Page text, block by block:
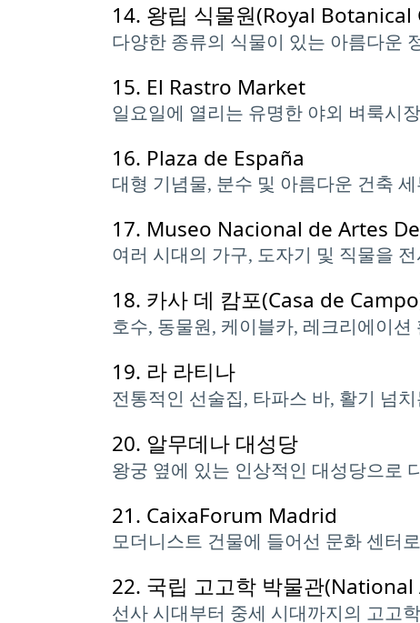
14. 왕립 식물원(Royal Botanical
다양한 종류의 식물이 있는 아름다운
15. El Rastro Market
일요일에 열리는 유명한 야외 벼룩시
16. Plaza de España
대형 기념물, 분수 및 아름다운 건축
17. Museo Nacional de Artes
여러 시대의 가구, 도자기 및 직물을
18. 카사 데 캄포(Casa de
호수, 동물원, 케이블카, 레크리에이
19. 라 라티나
전통적인 선술집, 타파스 바, 활기 넘
20. 알무데나 대성당
왕궁 옆에 있는 인상적인 대성당으로
21. CaixaForum Madrid
모더니스트 건물에 들어선 문화 센터
22. 국립 고고학 박물관
선사 시대부터 중세 시대까지의 고고